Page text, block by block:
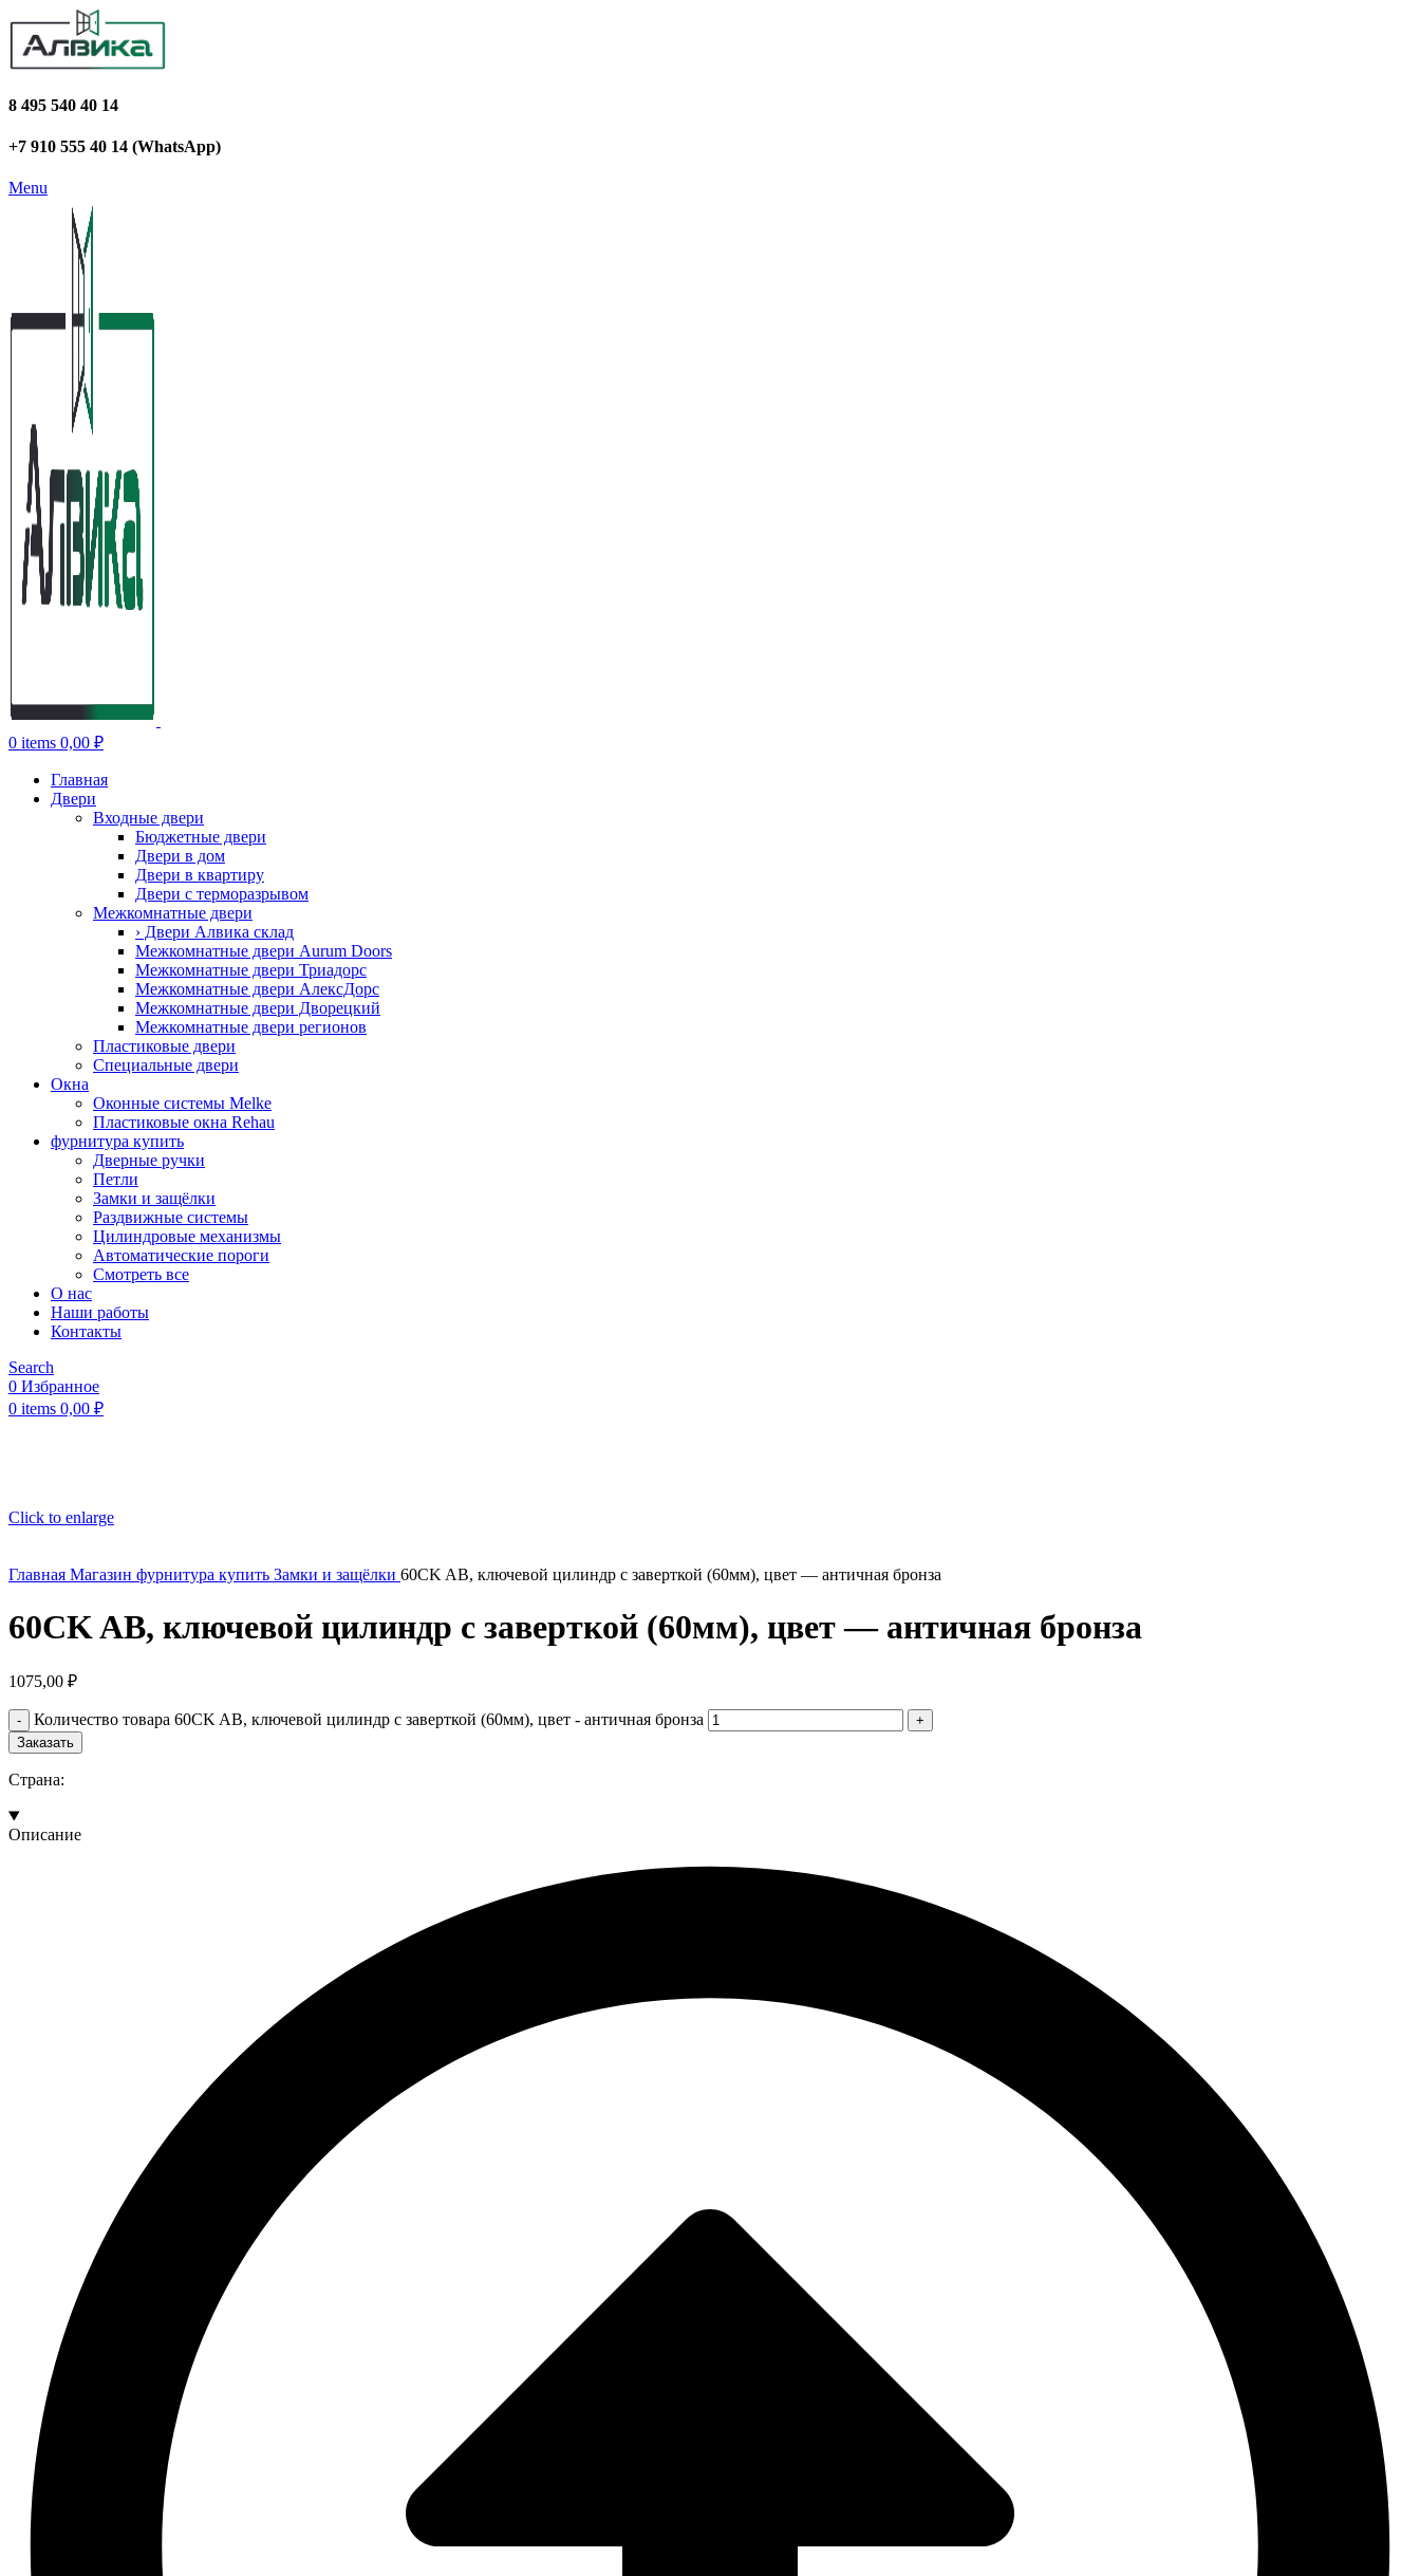
8 495 540 40 14
+7 910 555 40 14 (WhatsApp)
Menu
0 items 0,00 ₽
Главная
Двери
Входные двери
Бюджетные двери
Двери в дом
Двери в квартиру
Двери с терморазрывом
Межкомнатные двери
› Двери Алвика склад
Межкомнатные двери Aurum Doors
Межкомнатные двери Триадорс
Межкомнатные двери АлексДорс
Межкомнатные двери Дворецкий
Межкомнатные двери регионов
Пластиковые двери
Специальные двери
Окна
Оконные системы Melke
Пластиковые окна Rehau
фурнитура купить
Дверные ручки
Петли
Замки и защёлки
Раздвижные системы
Цилиндровые механизмы
Автоматические пороги
Смотреть все
О нас
Наши работы
Контакты
Search
0 Избранное
0 items 0,00 ₽
Click to enlarge
Главная Магазин фурнитура купить Замки и защёлки 60CK AB, ключевой цилиндр с заверткой (60мм), цвет — античная бронза
60CK AB, ключевой цилиндр с заверткой (60мм), цвет — античная бронза
1075,00 ₽
Количество товара 60CK AB, ключевой цилиндр с заверткой (60мм), цвет - античная бронза
Заказать
Страна:
Описание